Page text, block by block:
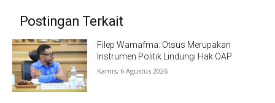
Postingan Terkait
Filep Wamafma: Otsus Merupakan
Instrumen Politik Lindungi Hak OAP
Kamis, 6 Agustus 2026